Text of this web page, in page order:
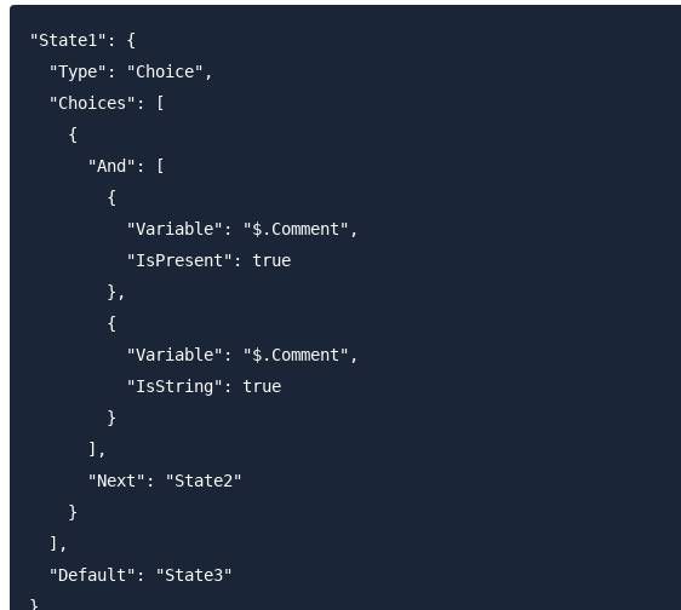
"State1": {
  "Type": "Choice",
  "Choices": [
    {
      "And": [
        {
          "Variable": "$.Comment",
          "IsPresent": true
        },
        {
          "Variable": "$.Comment",
          "IsString": true
        }
      ],
      "Next": "State2"
    }
  ],
  "Default": "State3"